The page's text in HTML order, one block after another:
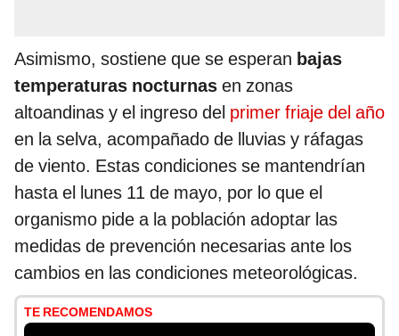
Asimismo, sostiene que se esperan bajas
temperaturas nocturnas en zonas
altoandinas y el ingreso del primer friaje del año
en la selva, acompañado de lluvias y ráfagas
de viento. Estas condiciones se mantendrían
hasta el lunes 11 de mayo, por lo que el
organismo pide a la población adoptar las
medidas de prevención necesarias ante los
cambios en las condiciones meteorológicas.
TE RECOMENDAMOS